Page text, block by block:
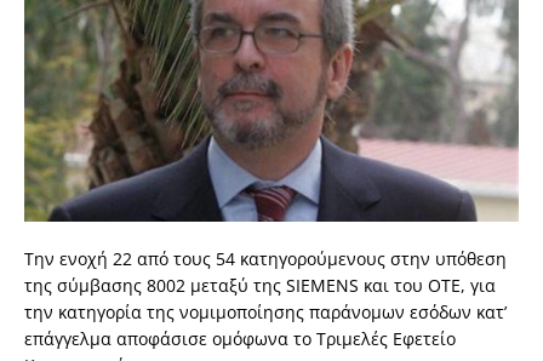
Την ενοχή 22 από τους 54 κατηγορούμενους στην υπόθεση
της σύμβασης 8002 μεταξύ της SIEMENS και του ΟΤΕ, για
την κατηγορία της νομιμοποίησης παράνομων εσόδων κατ’
επάγγελμα αποφάσισε ομόφωνα το Τριμελές Εφετείο